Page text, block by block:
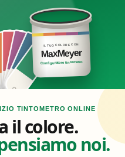
Natale
Pandora
240cm
Innevato
Realistico
€165.00
FLORA
IL TUO COLORE CON
MaxMeyer
Configuratore tintometro
TINTOMETRO ONLINE
il colore.
noi.